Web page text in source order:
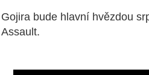
Gojira bude hlavní hvězdou
Assault.